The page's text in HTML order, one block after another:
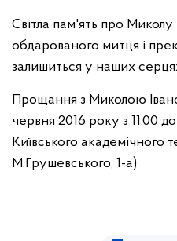
Світла пам'ять про Миколу
обдарованого митця і
залишиться у наших
Прощання з Миколою
червня 2016 року з 11.00
Київського академічного
М.Грушевського, 1-а)